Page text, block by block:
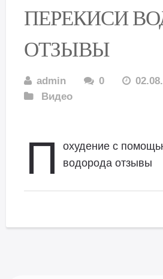
ПЕРЕКИСИ
ОТЗЫВЫ
admin 0
Видео
П
охудение с
водорода отзывы